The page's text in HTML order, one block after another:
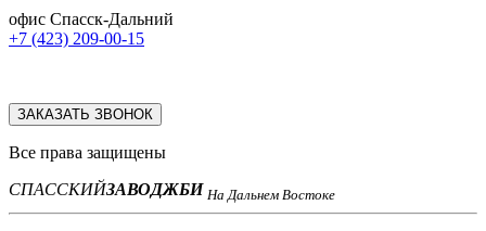
офис Спасск-Дальний
+7 (423) 209-00-15
ЗАКАЗАТЬ ЗВОНОК
Все права защищены
СПАССКИЙЗАВОДЖБИ На Дальнем Востоке